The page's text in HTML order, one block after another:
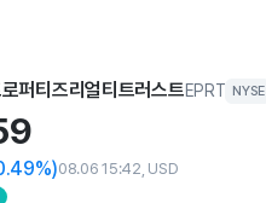
퍼티즈리얼티트러스트EPRT NYSE
08.06 15:42, USD